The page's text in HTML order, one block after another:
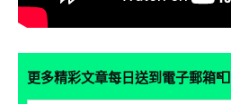
更多精彩文章每日送到電子郵箱📮